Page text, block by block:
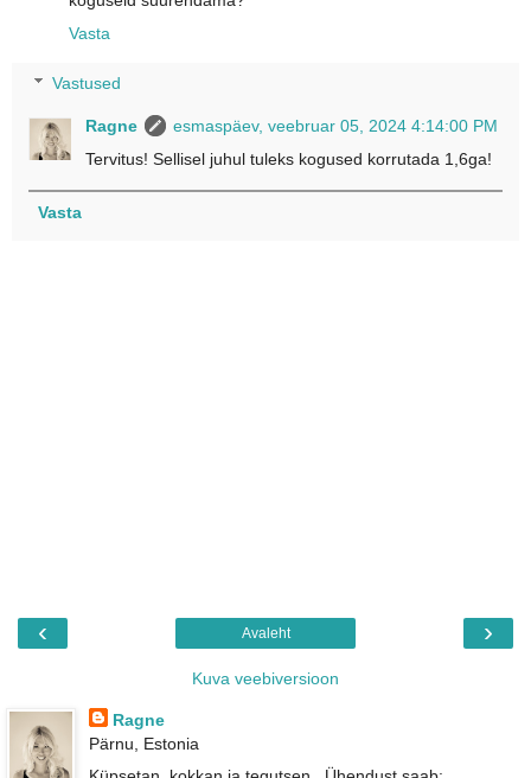
Vasta
Vastused
Ragne
esmaspäev, veebruar 05, 2024 4:14:00 PM
Tervitus! Sellisel juhul tuleks kogused korrutada 1,6ga!
Vasta
‹ ›
Avaleht
Kuva veebiversioon
Ragne
Pärnu, Estonia